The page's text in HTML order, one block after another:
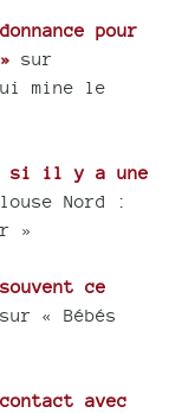
pour
sur
mine le
si il y a une
Nord :
»
ce
sur « Bébés
avec